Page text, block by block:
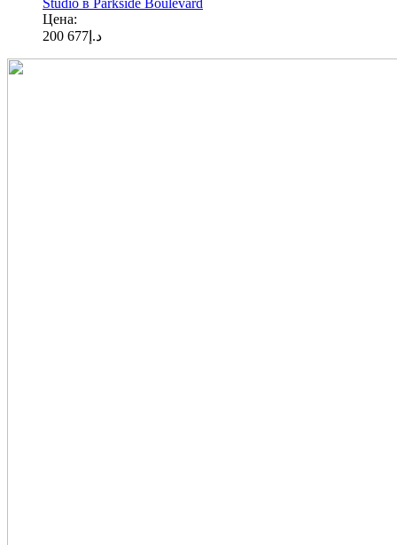
Studio в Parkside Boulevard
Цена:
د.إ 677 200